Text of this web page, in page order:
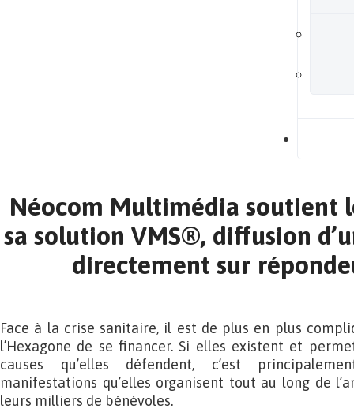
Néocom Multimédia soutient
sa solution VMS®, diffusion
directement sur
Face à la crise sanitaire, il est de plus en plus
l’Hexagone de se financer. Si elles existent et
causes qu’elles défendent, c’est
manifestations qu’elles organisent tout au long de
leurs milliers de bénévoles.